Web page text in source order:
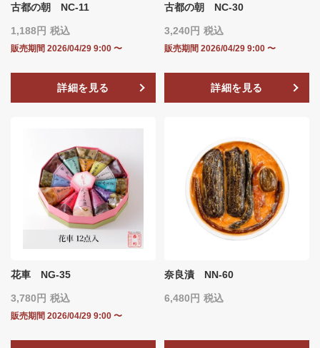
古都の朝 NC-11
1,188 税込
販売期間 2026/04/29 9:00 〜
詳細を見る
古都の朝 NC-30
3,240 税込
販売期間 2026/04/29 9:00 〜
詳細を見る
花車 NG-35
3,780 税込
販売期間 2026/04/29 9:00 〜
奈良漬 NN-60
6,480 税込